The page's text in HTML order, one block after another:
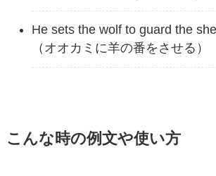
He sets the wolf to guard the
（オオカミに羊の番をさせる）
こんな時の例文や使い方